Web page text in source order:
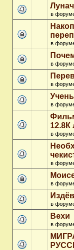
в
в
в
в
в
12.8К
в
в
в
в
Вехи
в